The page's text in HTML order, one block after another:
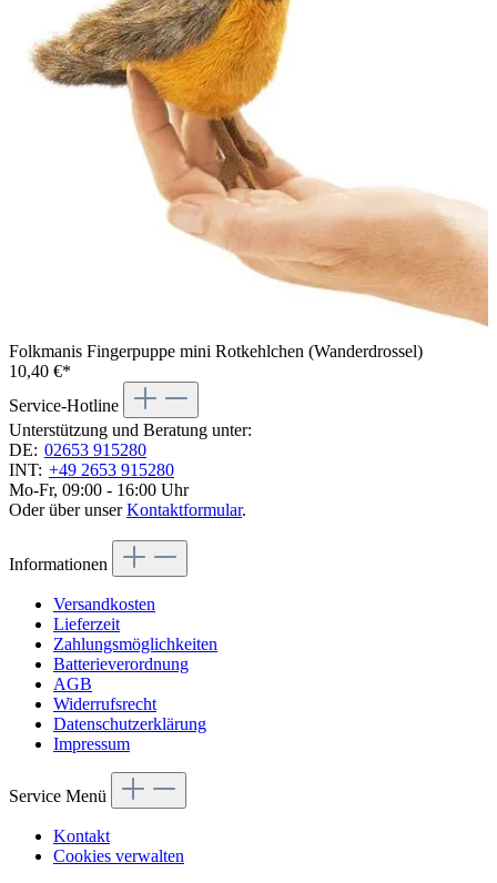
Folkmanis Fingerpuppe mini Rotkehlchen (Wanderdrossel)
10,40 €*
Service-Hotline
Unterstützung und Beratung unter:
DE: 02653 915280
INT: +49 2653 915280
Mo-Fr, 09:00 - 16:00 Uhr
Oder über unserKontaktformular.
Informationen
Versandkosten
Lieferzeit
Zahlungsmöglichkeiten
Batterieverordnung
AGB
Widerrufsrecht
Datenschutzerklärung
Impressum
Service Menü
Kontakt
Cookies verwalten